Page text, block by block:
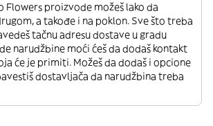
Flowers proizvode možeš lako da
a takođe i na poklon. Sve što treba
tačnu adresu dostave u gradu
narudžbine moći ćeš da dodaš kontakt
će je primiti. Možeš da dodaš i opcione
dostavljača da narudžbina treba